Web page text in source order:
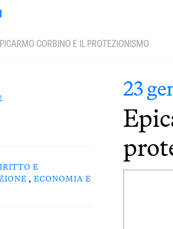
CORBINO E IL PROTEZIONISMO
E
, ECONOMIA E
23